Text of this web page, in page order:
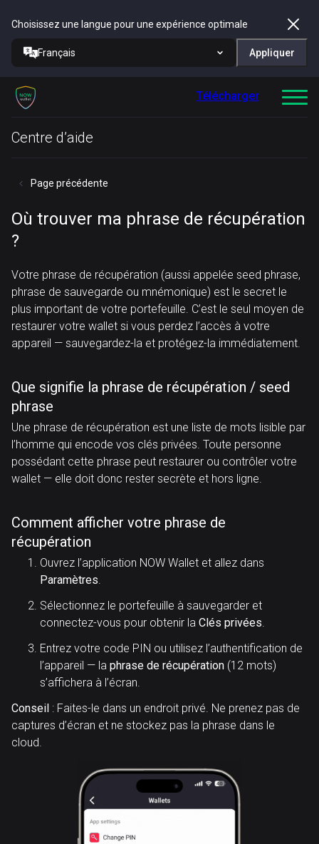
Choisissez une langue pour une expérience optimale
Français Appliquer
Télécharger
Centre d’aide
Page précédente
Où trouver ma phrase de récupération
?
Votre phrase de récupération (aussi appelée seed phrase,
phrase de sauvegarde ou mnémonique) est le secret le
plus important de votre portefeuille. C’est le seul moyen de
restaurer votre wallet si vous perdez l’accès à votre
appareil — sauvegardez-la et protégez-la immédiatement.
Que signifie la phrase de récupération / seed
phrase
Une phrase de récupération est une liste de mots lisible par
l’homme qui encode vos clés privées. Toute personne
possédant cette phrase peut restaurer ou contrôler votre
wallet — elle doit donc rester secrète et hors ligne.
Comment afficher votre phrase de
récupération
Ouvrez l’application NOW Wallet et allez dans
Paramètres.
Sélectionnez le portefeuille à sauvegarder et
connectez-vous pour obtenir la Clés privées.
Entrez votre code PIN ou utilisez l’authentification de
l’appareil — la phrase de récupération (12 mots)
s’affichera à l’écran.
Conseil : Faites-le dans un endroit privé. Ne prenez pas de
captures d’écran et ne stockez pas la phrase dans le
cloud.